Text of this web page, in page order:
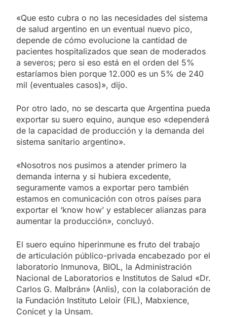
«Que esto cubra o no las necesidades del sistema
de salud argentino en un eventual nuevo pico,
depende de cómo evolucione la cantidad de
pacientes hospitalizados que sean de moderados
a severos; pero si eso está en el orden del 5%
estaríamos bien porque 12.000 es un 5% de 240
mil (eventuales casos)», dijo.
Por otro lado, no se descarta que Argentina pueda
exportar su suero equino, aunque eso «dependerá
de la capacidad de producción y la demanda del
sistema sanitario argentino».
«Nosotros nos pusimos a atender primero la
demanda interna y si hubiera excedente,
seguramente vamos a exportar pero también
estamos en comunicación con otros países para
exportar el ‘know how’ y establecer alianzas para
aumentar la producción», concluyó.
El suero equino hiperinmune es fruto del trabajo
de articulación público-privada encabezado por el
laboratorio Inmunova, BIOL, la Administración
Nacional de Laboratorios e Institutos de Salud «Dr.
Carlos G. Malbrán» (Anlis), con la colaboración de
la Fundación Instituto Leloir (FIL), Mabxience,
Conicet y la Unsam.